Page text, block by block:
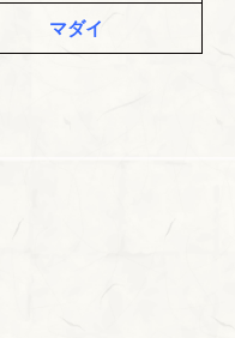
マダイ